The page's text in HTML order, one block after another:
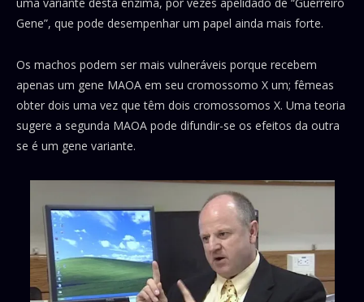
Gene”, que pode desempenhar um papel ainda mais forte.
Os machos podem ser mais vulneráveis ​​porque recebem
apenas um gene MAOA em seu cromossomo X um; fêmeas
obter dois uma vez que têm dois cromossomos X. Uma teoria
sugere a segunda MAOA pode difundir-se os efeitos da outra
se é um gene variante.